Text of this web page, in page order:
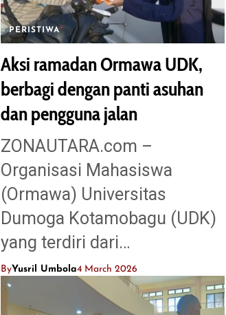
PERISTIWA
Aksi ramadan Ormawa UDK,
berbagi dengan panti asuhan
dan pengguna jalan
ZONAUTARA.com –
Organisasi Mahasiswa
(Ormawa) Universitas
Dumoga Kotamobagu (UDK)
yang terdiri dari…
ByYusril Umbola4 March 2026